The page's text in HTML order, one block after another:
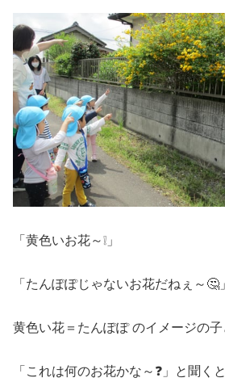
「黄色いお花～❕」
「たんぽぽじゃないお花だねぇ～🤔」
黄色い花＝たんぽぽ のイメージの子
「これは何のお花かな～❓」と聞くと